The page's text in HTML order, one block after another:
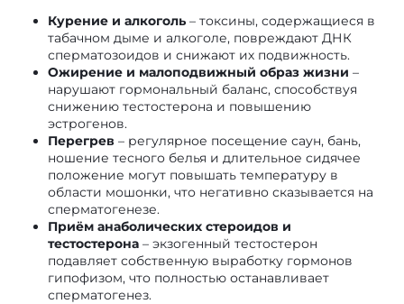
Курение и алкоголь– токсины, содержащиеся в
табачном дыме и алкоголе, повреждают ДНК
сперматозоидов и снижают их подвижность.
Ожирение и малоподвижный образ жизни –
нарушают гормональный баланс, способствуя
снижению тестостерона и повышению
эстрогенов.
Перегрев – регулярное посещение саун, бань,
ношение тесного белья и длительное сидячее
положение могут повышать температуру в
области мошонки, что негативно сказывается на
сперматогенезе.
Приём анаболических стероидов и
тестостерона– экзогенный тестостерон
подавляет собственную выработку гормонов
гипофизом, что полностью останавливает
сперматогенез.